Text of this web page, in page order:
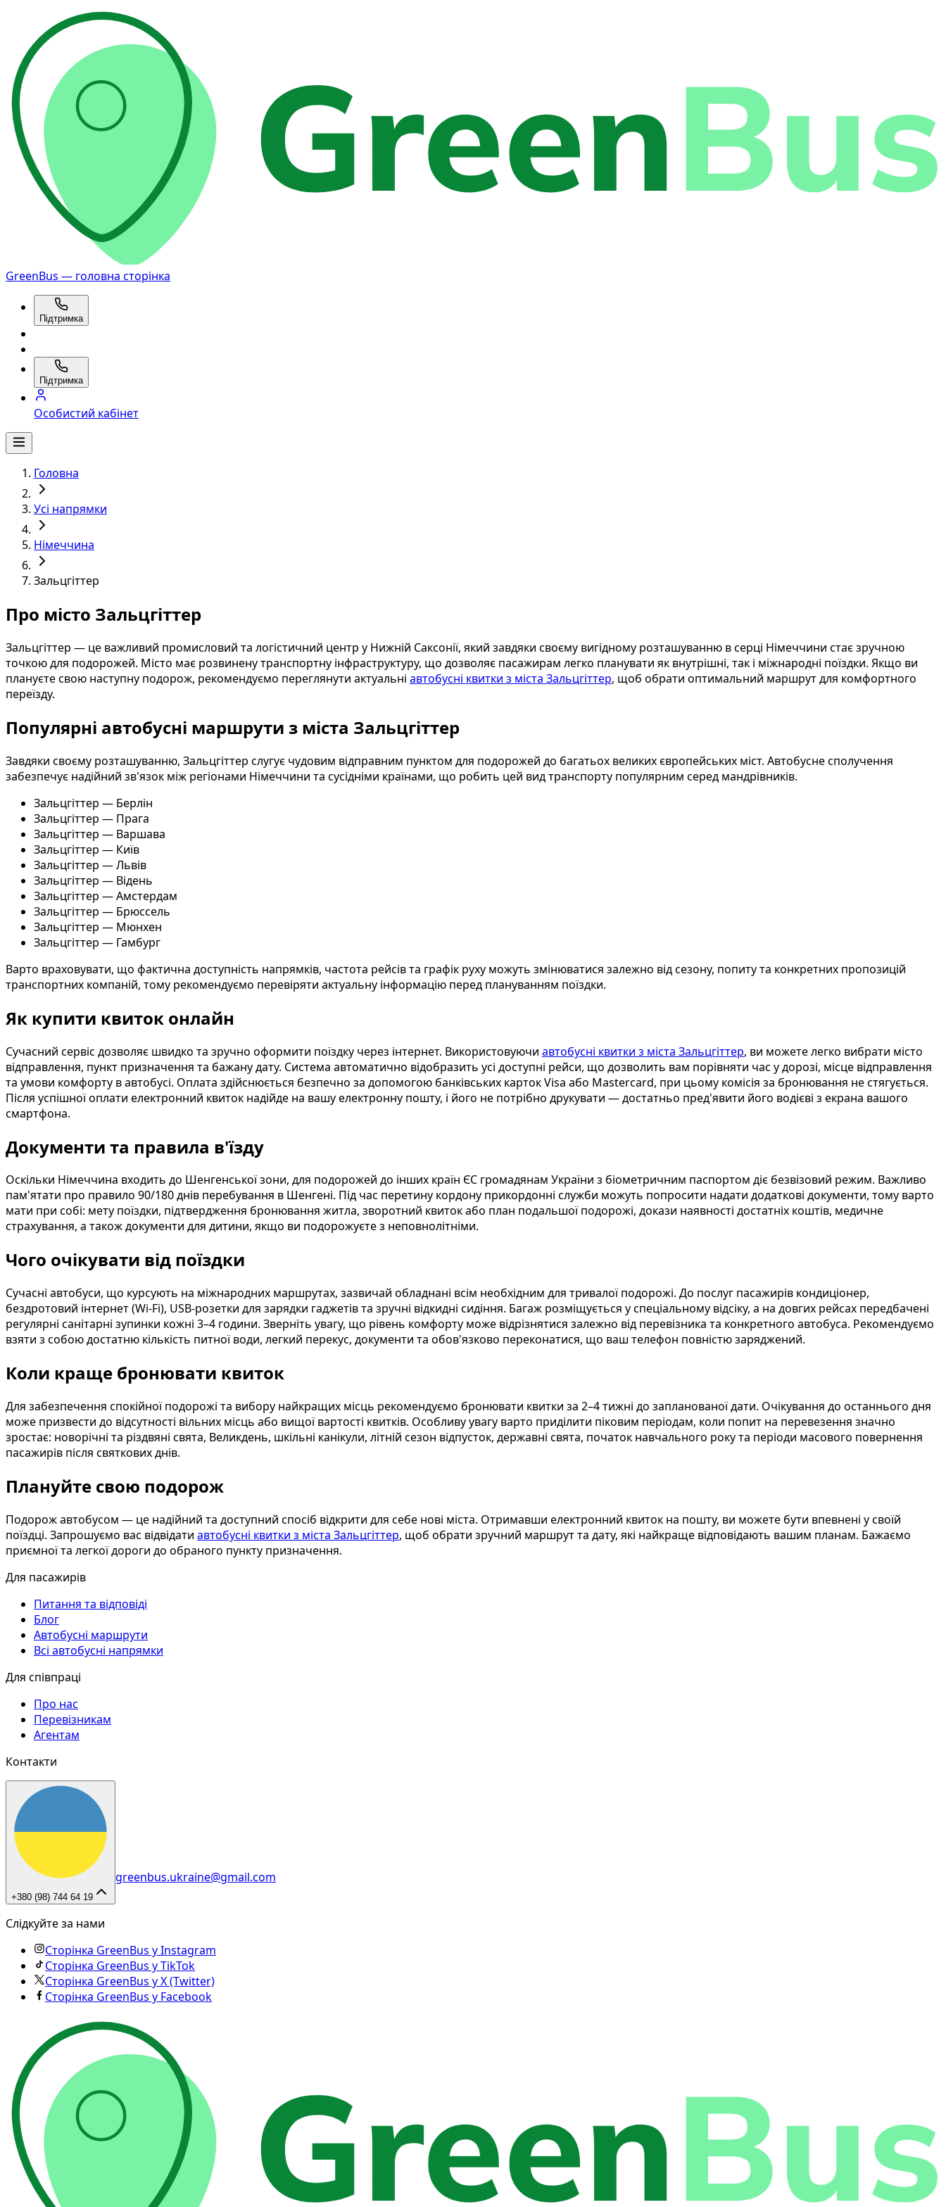
GreenBus — головна сторінка
Підтримка
Підтримка
Особистий кабінет
Головна
Усі напрямки
Німеччина
Зальцгіттер
Про місто Зальцгіттер
Зальцгіттер — це важливий промисловий та логістичний центр у Нижній Саксонії, який завдяки своєму вигідному розташуванню в серці Німеччини стає зручною
точкою для подорожей. Місто має розвинену транспортну інфраструктуру, що дозволяє пасажирам легко планувати як внутрішні, так і міжнародні поїздки. Якщо ви
плануєте свою наступну подорож, рекомендуємо переглянути актуальні автобусні квитки з міста Зальцгіттер, щоб обрати оптимальний маршрут для комфортного
переїзду.
Популярні автобусні маршрути з міста Зальцгіттер
Завдяки своєму розташуванню, Зальцгіттер слугує чудовим відправним пунктом для подорожей до багатьох великих європейських міст. Автобусне сполучення
забезпечує надійний зв'язок між регіонами Німеччини та сусідніми країнами, що робить цей вид транспорту популярним серед мандрівників.
Зальцгіттер — Берлін
Зальцгіттер — Прага
Зальцгіттер — Варшава
Зальцгіттер — Київ
Зальцгіттер — Львів
Зальцгіттер — Відень
Зальцгіттер — Амстердам
Зальцгіттер — Брюссель
Зальцгіттер — Мюнхен
Зальцгіттер — Гамбург
Варто враховувати, що фактична доступність напрямків, частота рейсів та графік руху можуть змінюватися залежно від сезону, попиту та конкретних пропозицій
транспортних компаній, тому рекомендуємо перевіряти актуальну інформацію перед плануванням поїздки.
Як купити квиток онлайн
Сучасний сервіс дозволяє швидко та зручно оформити поїздку через інтернет. Використовуючи автобусні квитки з міста Зальцгіттер, ви можете легко вибрати місто
відправлення, пункт призначення та бажану дату. Система автоматично відобразить усі доступні рейси, що дозволить вам порівняти час у дорозі, місце відправлення
та умови комфорту в автобусі. Оплата здійснюється безпечно за допомогою банківських карток Visa або Mastercard, при цьому комісія за бронювання не стягується.
Після успішної оплати електронний квиток надійде на вашу електронну пошту, і його не потрібно друкувати — достатньо пред'явити його водієві з екрана вашого
смартфона.
Документи та правила в'їзду
Оскільки Німеччина входить до Шенгенської зони, для подорожей до інших країн ЄС громадянам України з біометричним паспортом діє безвізовий режим. Важливо
пам'ятати про правило 90/180 днів перебування в Шенгені. Під час перетину кордону прикордонні служби можуть попросити надати додаткові документи, тому варто
мати при собі: мету поїздки, підтвердження бронювання житла, зворотний квиток або план подальшої подорожі, докази наявності достатніх коштів, медичне
страхування, а також документи для дитини, якщо ви подорожуєте з неповнолітніми.
Чого очікувати від поїздки
Сучасні автобуси, що курсують на міжнародних маршрутах, зазвичай обладнані всім необхідним для тривалої подорожі. До послуг пасажирів кондиціонер,
бездротовий інтернет (Wi-Fi), USB-розетки для зарядки гаджетів та зручні відкидні сидіння. Багаж розміщується у спеціальному відсіку, а на довгих рейсах передбачені
регулярні санітарні зупинки кожні 3–4 години. Зверніть увагу, що рівень комфорту може відрізнятися залежно від перевізника та конкретного автобуса. Рекомендуємо
взяти з собою достатню кількість питної води, легкий перекус, документи та обов'язково переконатися, що ваш телефон повністю заряджений.
Коли краще бронювати квиток
Для забезпечення спокійної подорожі та вибору найкращих місць рекомендуємо бронювати квитки за 2–4 тижні до запланованої дати. Очікування до останнього дня
може призвести до відсутності вільних місць або вищої вартості квитків. Особливу увагу варто приділити піковим періодам, коли попит на перевезення значно
зростає: новорічні та різдвяні свята, Великдень, шкільні канікули, літній сезон відпусток, державні свята, початок навчального року та періоди масового повернення
пасажирів після святкових днів.
Плануйте свою подорож
Подорож автобусом — це надійний та доступний спосіб відкрити для себе нові міста. Отримавши електронний квиток на пошту, ви можете бути впевнені у своїй
поїздці. Запрошуємо вас відвідати автобусні квитки з міста Зальцгіттер, щоб обрати зручний маршрут та дату, які найкраще відповідають вашим планам. Бажаємо
приємної та легкої дороги до обраного пункту призначення.
Для пасажирів
Питання та відповіді
Блог
Автобусні маршрути
Всі автобусні напрямки
Для співпраці
Про нас
Перевізникам
Агентам
Контакти
+380 (98) 744 64 19
greenbus.ukraine@gmail.com
Слідкуйте за нами
Сторінка GreenBus у Instagram
Сторінка GreenBus у TikTok
Сторінка GreenBus у X (Twitter)
Сторінка GreenBus у Facebook